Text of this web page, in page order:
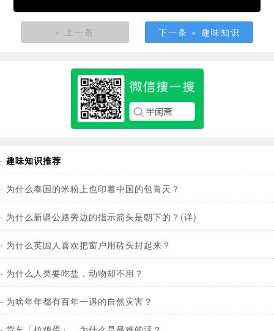
« 上一条 下一条 » 趣味知识
· 趣味知识推荐
· 为什么泰国的米粉上也印着中国的包青天？
· 为什么新疆公路旁边的指示箭头是朝下的？(详)
· 为什么英国人喜欢把窗户用砖头封起来？
· 为什么人类要吃盐，动物却不用？
· 为啥年年都有百年一遇的自然灾害？